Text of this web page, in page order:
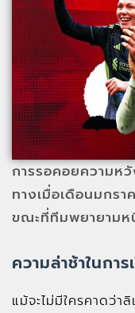
การรอคอยความห
ทางเมื่อเดือนมกร
ขณะที่ทีมพยายาม
ความล่าช้าในกา
แม้จะไม่มีใครคาดว่